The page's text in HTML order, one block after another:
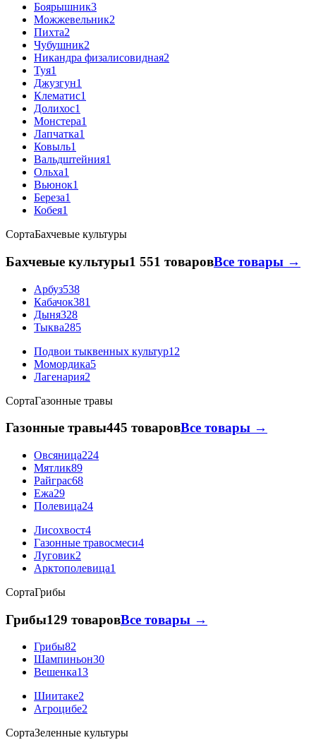
Боярышник3
Можжевельник2
Пихта2
Чубушник2
Никандра физалисовидная2
Туя1
Джузгун1
Клематис1
Долихос1
Монстера1
Лапчатка1
Ковыль1
Вальдштейния1
Ольха1
Вьюнок1
Береза1
Кобея1
СортаБахчевые культуры
Бахчевые культуры1 551 товаровВсе товары →
Арбуз538
Кабачок381
Дыня328
Тыква285
Подвои тыквенных культур12
Момордика5
Лагенария2
СортаГазонные травы
Газонные травы445 товаровВсе товары →
Овсяница224
Мятлик89
Райграс68
Ежа29
Полевица24
Лисохвост4
Газонные травосмеси4
Луговик2
Арктополевица1
СортаГрибы
Грибы129 товаровВсе товары →
Грибы82
Шампиньон30
Вешенка13
Шиитаке2
Агроцибе2
СортаЗеленные культуры